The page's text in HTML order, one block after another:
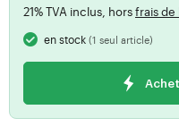
21% TVA inclus, horsfrais de
en stock(1 seul article)